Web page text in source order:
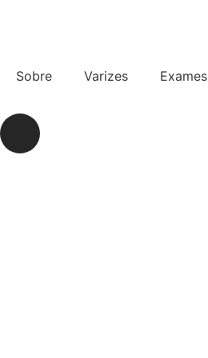
Sobre Varizes Exames